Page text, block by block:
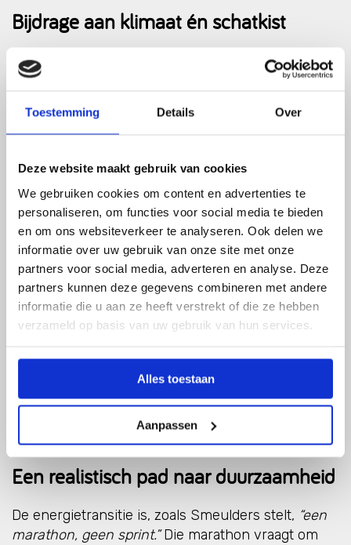
Toestemming Details Over
Deze website maakt gebruik van cookies
We gebruiken cookies om content en advertenties te
personaliseren, om functies voor social media te bieden
en om ons websiteverkeer te analyseren. Ook delen we
informatie over uw gebruik van onze site met onze
partners voor social media, adverteren en analyse. Deze
partners kunnen deze gegevens combineren met andere
informatie die u aan ze heeft verstrekt of die ze hebben
verzameld op basis van uw gebruik van hun services.
Alles toestaan
Aanpassen
Bijdrage aan klimaat én schatkist
Naast strategische onafhankelijkheid is er ook een
klimaatargument. Eigen gas is aantoonbaar
minder energie, en het transport is aanzienlijk
korter. Dit verschil speelt een rol in de mondiale
“Je kunt het klimaatakkoord niet alleen lokaal
halen. Het gaat om een mondiale inspanning. En
dan is Nederlands gas, juist in deze
transitieperiode, een betere keuze,”aldus Verburg.
Bovendien draagt binnenlandse productie
rechtstreeks bij aan de Nederlandse economie:
naar de staatskas.
• Bij volledige benutting van de kleine velden zou
dit tot 17 miljard euro kunnen opleveren.
• Genoeg om tot 500.000 huishoudens te
Een realistisch pad naar duurzaamheid
De energietransitie is, zoals Smeulders stelt, “een
marathon, geen sprint.”Die marathon vraagt om